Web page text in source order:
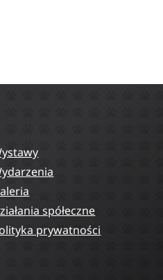
spółeczne
prywatności